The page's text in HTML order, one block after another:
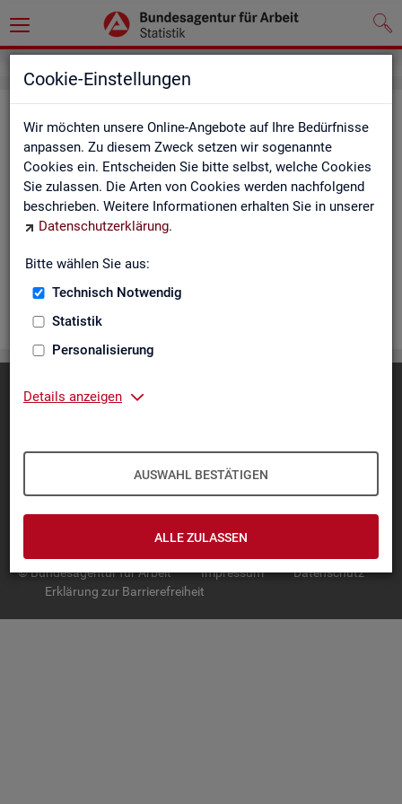
Cookie-Einstellungen
Wir möchten unsere Online-Angebote auf Ihre Bedürfnisse
anpassen. Zu diesem Zweck setzen wir sogenannte
Cookies ein. Entscheiden Sie bitte selbst, welche Cookies
Sie zulassen. Die Arten von Cookies werden nachfolgend
beschrieben. Weitere Informationen erhalten Sie in unserer
Datenschutzerklärung.
Bitte wählen Sie aus:
Technisch Notwendig
Statistik
Personalisierung
Details anzeigen
AUSWAHL BESTÄTIGEN
ALLE ZULASSEN
Rea­li­sier­te Kurz­ar­beit (hoch­ge­rech­
net) - Deutsch­land, Län­der, Re­gio­
nal­di­rek­tio­nen, Agen­tu­ren für Ar­beit
und Krei­se (Mo­nats­zah­len)
nen über Be­stand, Be­trie­be / Be­triebs­grö­ße, Kurz­ar­bei­ter­geld,
Kurz­ar­bei­ter­quo­te und wei­te­re Merk­ma­le.
IN­TER­AK­TI­VE STA­TIS­TI­KEN
GRUND­LA­GEN
© Bundesagentur für Arbeit Impressum
Datenschutz
Erklärung zur Barrierefreiheit